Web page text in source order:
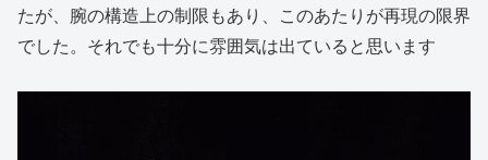
たが、腕の構造上の制限もあり、このあたりが再現の限界
でした。それでも十分に雰囲気は出ていると思います